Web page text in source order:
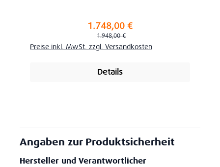
Verkaufspreis:1.748,00 €
Regulärer Preis:
1.948,00 €
Preise inkl. MwSt. zzgl. Versandkosten
Details
Angaben zur Produktsicherheit
Hersteller und Verantwortlicher